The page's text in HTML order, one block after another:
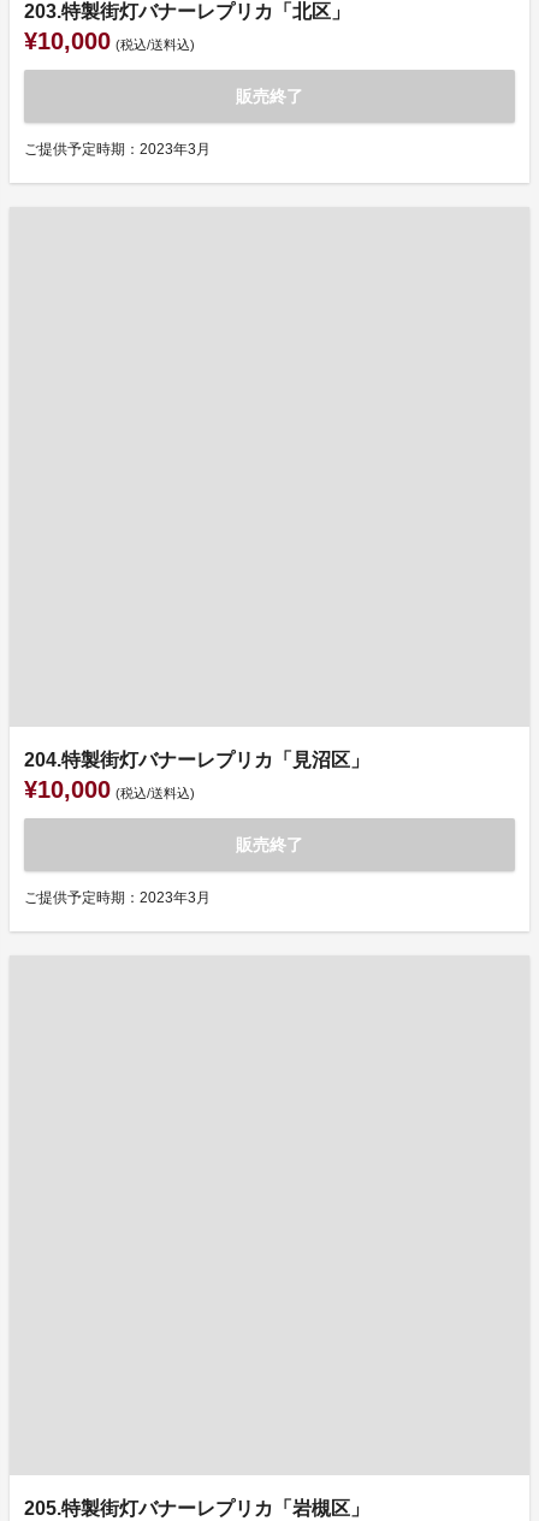
203.特製街灯バナーレプリカ「北区」
¥10,000 (税込/送料込)
販売終了
ご提供予定時期：2023年3月
204.特製街灯バナーレプリカ「見沼区」
¥10,000 (税込/送料込)
販売終了
ご提供予定時期：2023年3月
205.特製街灯バナーレプリカ「岩槻区」